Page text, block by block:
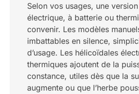
Selon vos usages, une
électrique, à batterie ou
convenir. Les modèles
imbattables en silence,
d’usage. Les hélicoïdales
thermiques ajoutent de la
constance, utiles dès que la
augmente ou que l’herbe